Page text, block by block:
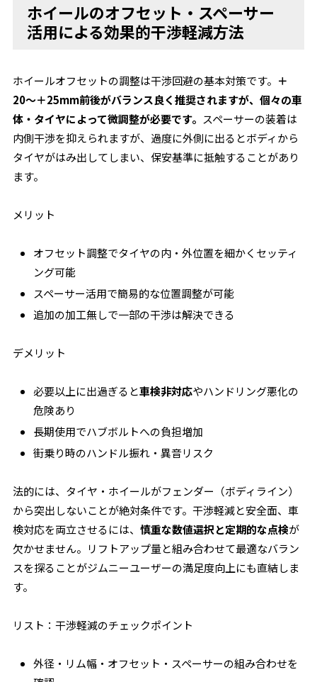
ホイールのオフセット・スペーサー
活用による効果的干渉軽減方法
ホイールオフセットの調整は干渉回避の基本対策です。 ＋
20〜＋25mm前後がバランス良く推奨されますが、個々の車
体・タイヤによって微調整が必要です。 スペーサーの装着は
内側干渉を抑えられますが、過度に外側に出るとボディから
タイヤがはみ出してしまい、保安基準に抵触することがあり
ます。
メリット
オフセット調整でタイヤの内・外位置を細かくセッティ
ング可能
スペーサー活用で簡易的な位置調整が可能
追加の加工無しで一部の干渉は解決できる
デメリット
必要以上に出過ぎると車検非対応やハンドリング悪化の
危険あり
長期使用でハブボルトへの負担増加
街乗り時のハンドル振れ・異音リスク
法的には、タイヤ・ホイールがフェンダー（ボディライン）
から突出しないことが絶対条件です。干渉軽減と安全面、車
検対応を両立させるには、慎重な数値選択と定期的な点検が
欠かせません。リフトアップ量と組み合わせて最適なバラン
スを探ることがジムニーユーザーの満足度向上にも直結しま
す。
リスト：干渉軽減のチェックポイント
外径・リム幅・オフセット・スペーサーの組み合わせを